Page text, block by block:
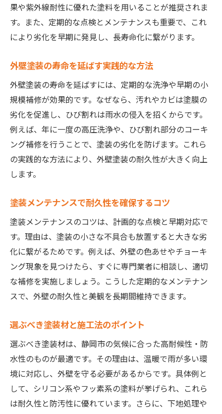
果や紫外線耐性に優れた塗料を用いることが推奨されま
す。また、定期的な点検とメンテナンスも重要で、これ
により劣化を早期に発見し、長寿命化に繋がります。
外壁塗装の寿命を延ばす実践的な方法
外壁塗装の寿命を延ばすには、定期的な洗浄や早期の小
規模補修が効果的です。なぜなら、汚れやカビは塗膜の
劣化を促進し、ひび割れは雨水の侵入を招くからです。
例えば、年に一度の高圧洗浄や、ひび割れ部分のコーキ
ング補修を行うことで、塗装の劣化を防げます。これら
の実践的な方法により、外壁塗装の耐久性が大きく向上
します。
塗装メンテナンスで耐久性を確保するコツ
塗装メンテナンスのコツは、計画的な点検と早期対応で
す。理由は、塗装の小さな不具合も放置すると大きな劣
化に繋がるためです。例えば、外壁の色あせやチョーキ
ング現象を見つけたら、すぐに専門業者に相談し、適切
な補修を実施しましょう。こうした定期的なメンテナン
スで、外壁の耐久性と美観を長期間維持できます。
選ぶべき塗装材と施工法のポイント
選ぶべき塗装材は、静岡市の気候に合った高耐候性・防
水性のものが最適です。その理由は、温暖で雨が多い環
境に対応し、外壁を守る必要があるからです。具体例と
して、シリコン系やフッ素系の塗料が挙げられ、これら
は耐久性と防汚性に優れています。さらに、下地処理や